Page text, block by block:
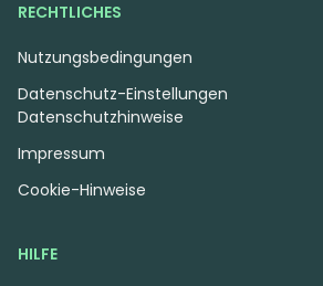
HILFE
RECHTLICHES
Nutzungsbedingungen
Datenschutzhinweise
Impressum
Cookie-Hinweise
Datenschutz-Einstellungen